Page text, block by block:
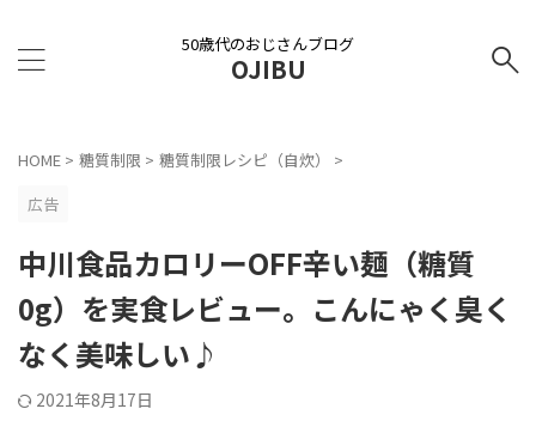
50歳代のおじさんブログ
OJIBU
HOME > 糖質制限 > 糖質制限レシピ（自炊）
>
広告
中川食品カロリーOFF辛い麺（糖質
0g）を実食レビュー。こんにゃく臭く
なく美味しい♪
2021年8月17日